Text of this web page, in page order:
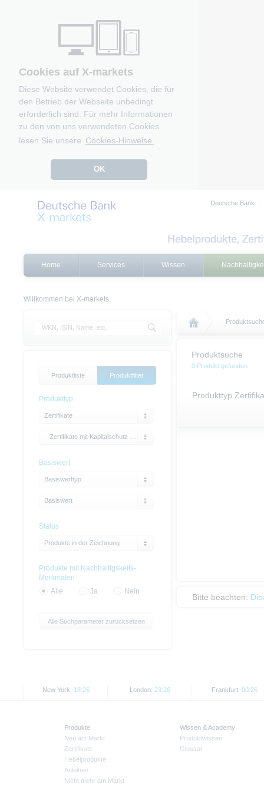
Cookies auf X-markets
Diese Website verwendet Cookies, die für
den Betrieb der Webseite unbedingt
erforderlich sind. Für mehr Informationen
zu den von uns verwendeten Cookies
lesen Sie unsere Cookies-Hinweise.
OK
Deutsche Bank
Home Services Wissen
Willkommen bei X-markets.
Produktsuche
0 Produkt gefunden
Produkttyp
Bitte beachten:
Produktliste Produktfilter
Produkttyp
Zertifikate
Basiswert
Basiswerttyp
Basiswert
Status
Produkte in der Zeichnung
Produkte mit Nachhaltigskeits-
Merkmalen
Alle
Ja Nein
Alle Suchparameter zurücksetzen
New York: 18:26 London: 23:26 Frankfurt: 00:26
Produkte
Neu am Markt
Zertifikate
Hebelprodukte
Anleihen
Nicht mehr am Markt
Wissen & Academy
Produktwissen
Glossar